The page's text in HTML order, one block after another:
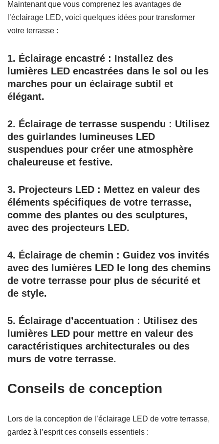
Maintenant que vous comprenez les avantages de
l’éclairage LED, voici quelques idées pour transformer
votre terrasse :
1. Éclairage encastré : Installez des
lumières LED encastrées dans le sol ou les
marches pour un éclairage subtil et
élégant.
2. Éclairage de terrasse suspendu : Utilisez
des guirlandes lumineuses LED
suspendues pour créer une atmosphère
chaleureuse et festive.
3. Projecteurs LED : Mettez en valeur des
éléments spécifiques de votre terrasse,
comme des plantes ou des sculptures,
avec des projecteurs LED.
4. Éclairage de chemin : Guidez vos invités
avec des lumières LED le long des chemins
de votre terrasse pour plus de sécurité et
de style.
5. Éclairage d’accentuation : Utilisez des
lumières LED pour mettre en valeur des
caractéristiques architecturales ou des
murs de votre terrasse.
Conseils de conception
Lors de la conception de l’éclairage LED de votre terrasse,
gardez à l’esprit ces conseils essentiels :